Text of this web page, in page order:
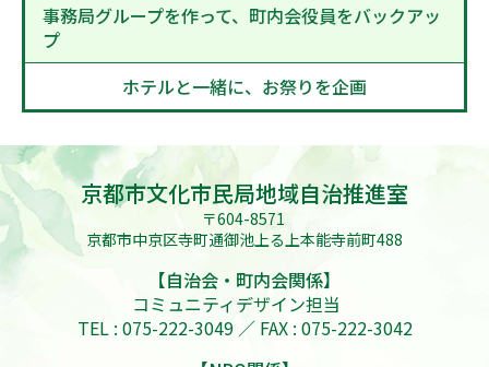
事務局グループを作って、町内会役員をバックアッ
プ
ホテルと一緒に、お祭りを企画
京都市文化市民局地域自治推進室
〒604-8571
京都市中京区寺町通御池上る上本能寺前町488
【自治会・町内会関係】
コミュニティデザイン担当
TEL : 075-222-3049 ／ FAX : 075-222-3042